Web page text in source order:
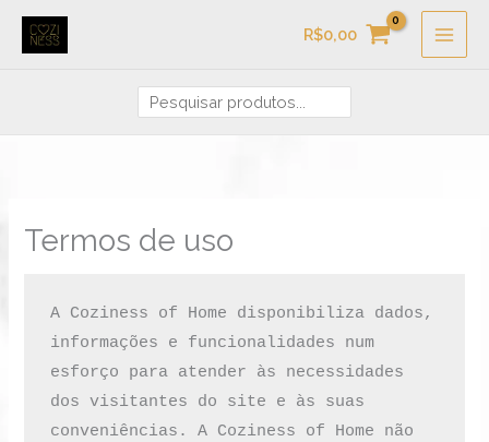
para
R$0,00
Termos de uso
A Coziness of Home disponibiliza dados,
informações e funcionalidades num
esforço para atender às necessidades
dos visitantes do site e às suas
conveniências. A Coziness of Home não